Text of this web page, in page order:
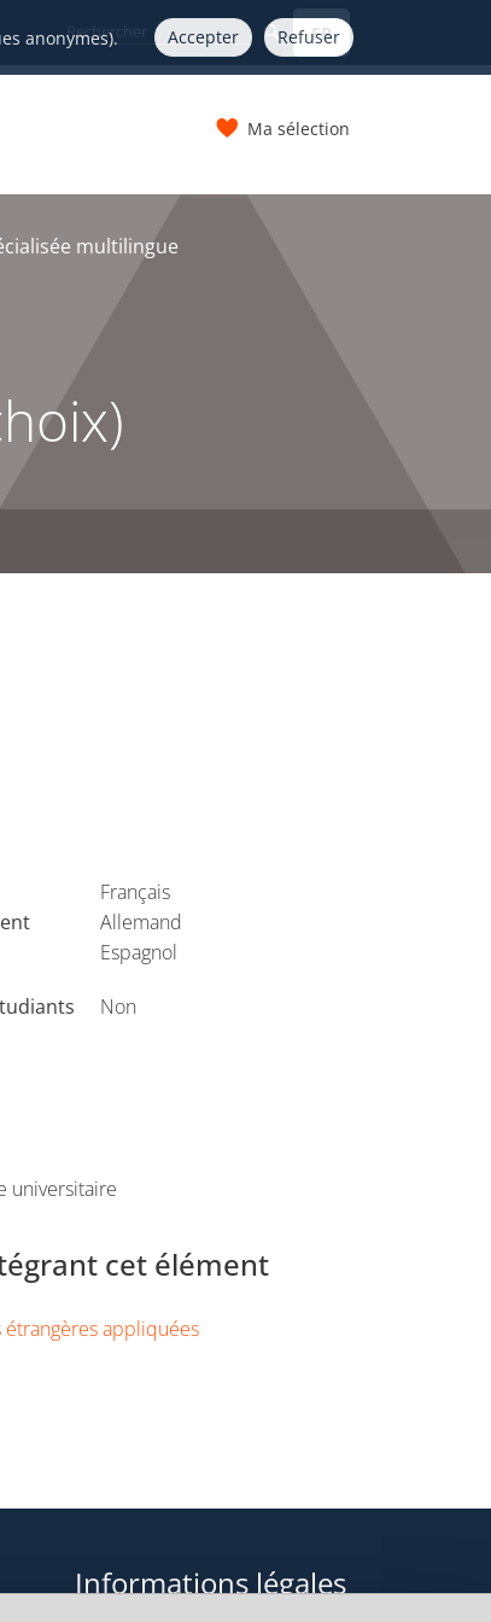
anonymes). Accepter Refuser
FR
Ma sélection
multilingue
Français
Allemand
Espagnol
Non
universitaire
cet élément
étrangères appliquées
Informations légales